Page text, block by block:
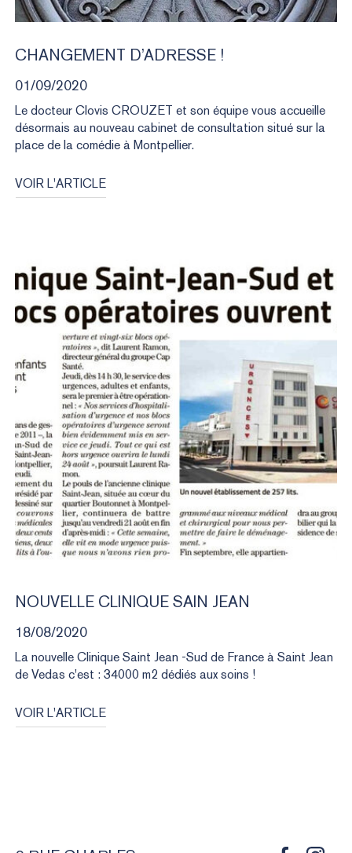
CHANGEMENT D’ADRESSE !
01/09/2020
Le docteur Clovis CROUZET et son équipe vous accueille
désormais au nouveau cabinet de consultation situé sur la
place de la comédie à Montpellier.
VOIR L'ARTICLE
NOUVELLE CLINIQUE SAIN JEAN
18/08/2020
La nouvelle Clinique Saint Jean -Sud de France à Saint Jean
de Vedas c'est : 34000 m2 dédiés aux soins !
VOIR L'ARTICLE